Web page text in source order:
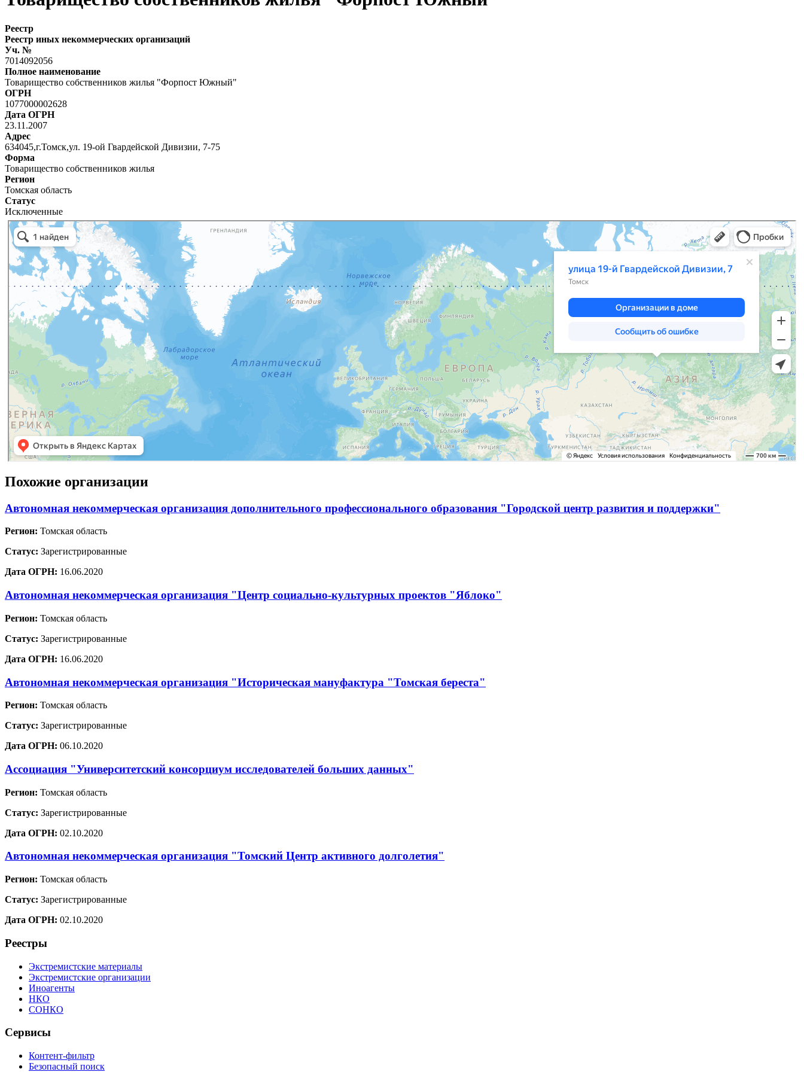
Реестр
Реестр иных некоммерческих организаций
Уч. №
7014092056
Полное наименование
Товарищество собственников жилья "Форпост Южный"
ОГРН
1077000002628
Дата ОГРН
23.11.2007
Адрес
634045,г.Томск,ул. 19-ой Гвардейской Дивизии, 7-75
Форма
Товарищество собственников жилья
Регион
Томская область
Статус
Исключенные
Похожие организации
Автономная некоммерческая организация дополнительного профессионального образования "Городской центр развития и поддержки"
Регион: Томская область
Статус: Зарегистрированные
Дата ОГРН: 16.06.2020
Автономная некоммерческая организация "Центр социально-культурных проектов "Яблоко"
Регион: Томская область
Статус: Зарегистрированные
Дата ОГРН: 16.06.2020
Автономная некоммерческая организация "Историческая мануфактура "Томская береста"
Регион: Томская область
Статус: Зарегистрированные
Дата ОГРН: 06.10.2020
Ассоциация "Университетский консорциум исследователей больших данных"
Регион: Томская область
Статус: Зарегистрированные
Дата ОГРН: 02.10.2020
Автономная некоммерческая организация "Томский Центр активного долголетия"
Регион: Томская область
Статус: Зарегистрированные
Дата ОГРН: 02.10.2020
Реестры
Экстремистские материалы
Экстремистские организации
Иноагенты
НКО
СОНКО
Сервисы
Контент-фильтр
Безопасный поиск